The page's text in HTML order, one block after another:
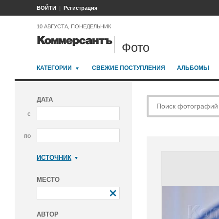
ВОЙТИ Регистрация
10 АВГУСТА, ПОНЕДЕЛЬНИК
Фото
КАТЕГОРИИ СВЕЖИЕ ПОСТУПЛЕНИЯ АЛЬБОМЫ
ДАТА
с
по
ИСТОЧНИК
МЕСТО
АВТОР